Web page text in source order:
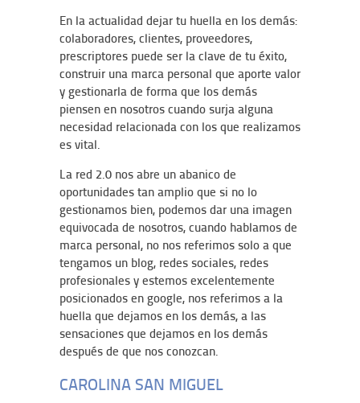
En la actualidad dejar tu huella en los demás:
colaboradores, clientes, proveedores,
prescriptores puede ser la clave de tu éxito,
construir una marca personal que aporte valor
y gestionarla de forma que los demás
piensen en nosotros cuando surja alguna
necesidad relacionada con los que realizamos
es vital.
La red 2.0 nos abre un abanico de
oportunidades tan amplio que si no lo
gestionamos bien, podemos dar una imagen
equivocada de nosotros, cuando hablamos de
marca personal, no nos referimos solo a que
tengamos un blog, redes sociales, redes
profesionales y estemos excelentemente
posicionados en google, nos referimos a la
huella que dejamos en los demás, a las
sensaciones que dejamos en los demás
después de que nos conozcan.
CAROLINA SAN MIGUEL